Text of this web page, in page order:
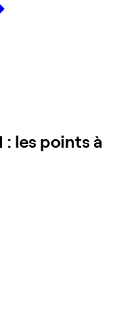
: les points à